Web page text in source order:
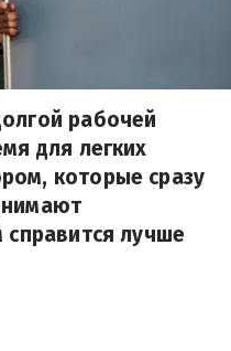
рабочей
для легких
которые сразу
справится лучше